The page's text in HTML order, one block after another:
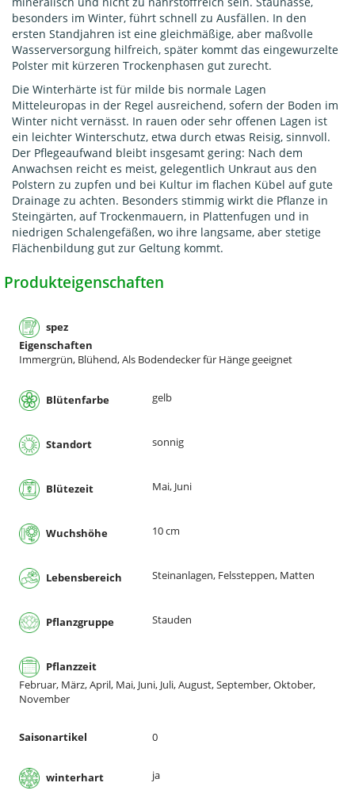
besonders im Winter, führt schnell zu Ausfällen. In den
ersten Standjahren ist eine gleichmäßige, aber maßvolle
Wasserversorgung hilfreich, später kommt das eingewurzelte
Polster mit kürzeren Trockenphasen gut zurecht.
Die Winterhärte ist für milde bis normale Lagen
Mitteleuropas in der Regel ausreichend, sofern der Boden im
Winter nicht vernässt. In rauen oder sehr offenen Lagen ist
ein leichter Winterschutz, etwa durch etwas Reisig, sinnvoll.
Der Pflegeaufwand bleibt insgesamt gering: Nach dem
Anwachsen reicht es meist, gelegentlich Unkraut aus den
Polstern zu zupfen und bei Kultur im flachen Kübel auf gute
Drainage zu achten. Besonders stimmig wirkt die Pflanze in
Steingärten, auf Trockenmauern, in Plattenfugen und in
niedrigen Schalengefäßen, wo ihre langsame, aber stetige
Flächenbildung gut zur Geltung kommt.
Produkteigenschaften
spez
Eigenschaften
Immergrün, Blühend, Als Bodendecker für Hänge geeignet
Blütenfarbe gelb
Standort sonnig
Blütezeit Mai, Juni
Wuchshöhe 10 cm
Lebensbereich Steinanlagen, Felssteppen, Matten
Pflanzgruppe Stauden
Pflanzzeit
Februar, März, April, Mai, Juni, Juli, August, September, Oktober,
November
Saisonartikel 0
winterhart ja